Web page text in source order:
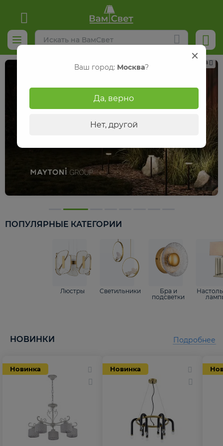
Реклама
ПОПУЛЯРНЫЕ КАТЕГОРИИ
Люстры Светильники
Бра и
подсветки
НОВИНКИ
Новинка Новинка
Подробнее
Ваш город: Москва?
Да, верно
Нет, другой